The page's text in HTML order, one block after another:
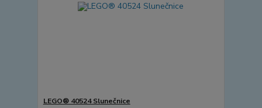
LEGO® 40524 Slunečnice